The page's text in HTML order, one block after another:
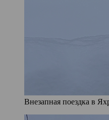
Внезапная поездка в